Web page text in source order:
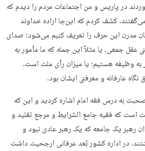
در پاریس و من اجتماعات مردم را دیدم که
کشف کردم که این‌جا اراده خداوند
مدرن این حرف را تعریف کنیم می‌شود: صدای
جمعی. یا مثلاً این جمله که ما مأمور به
به وظیفه هستیم؛ یا میزان رأی ملت است.
عارفانه و معرفتی ایشان بود.
به درس فقه امام اشاره کردید و این که
که فقیه جامع الشرایط و مرجع تقلید و
رهبر یک جامعه که یک رهبر عادی نبود و
در اداره کشور بُعد عرفانی ارجحیت داشت